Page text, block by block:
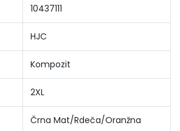
10437111
HJC
Kompozit
2XL
Črna Mat/Rdeča/Oranžna